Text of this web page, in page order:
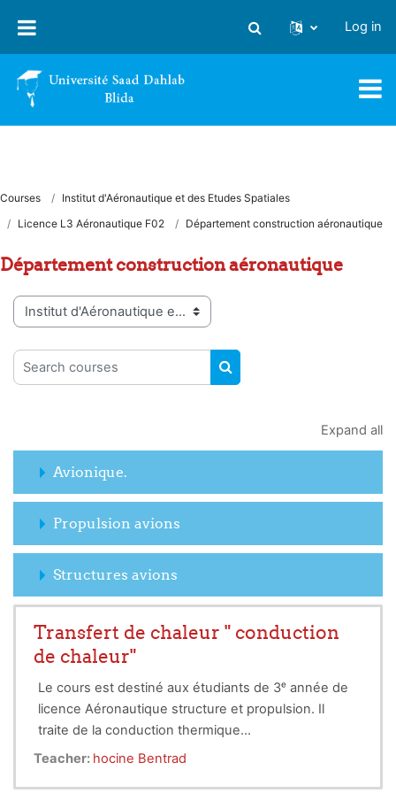
Toggle search input
Log in
Courses
Institut d'Aéronautique et des Etudes Spatiales
Licence L3 Aéronautique F02
Département construction aéronautique
Département construction aéronautique
Course categories
Search courses
SEARCH COURSES
Expand all
Avionique.
Propulsion avions
Structures avions
Transfert de chaleur " conduction
de chaleur"
Le cours est destiné aux étudiants de 3ᵉ année de
licence Aéronautique structure et propulsion. Il
traite de la conduction thermique
monodimensionnelle et stationnaire. Il permet à
Teacher: hocine Bentrad